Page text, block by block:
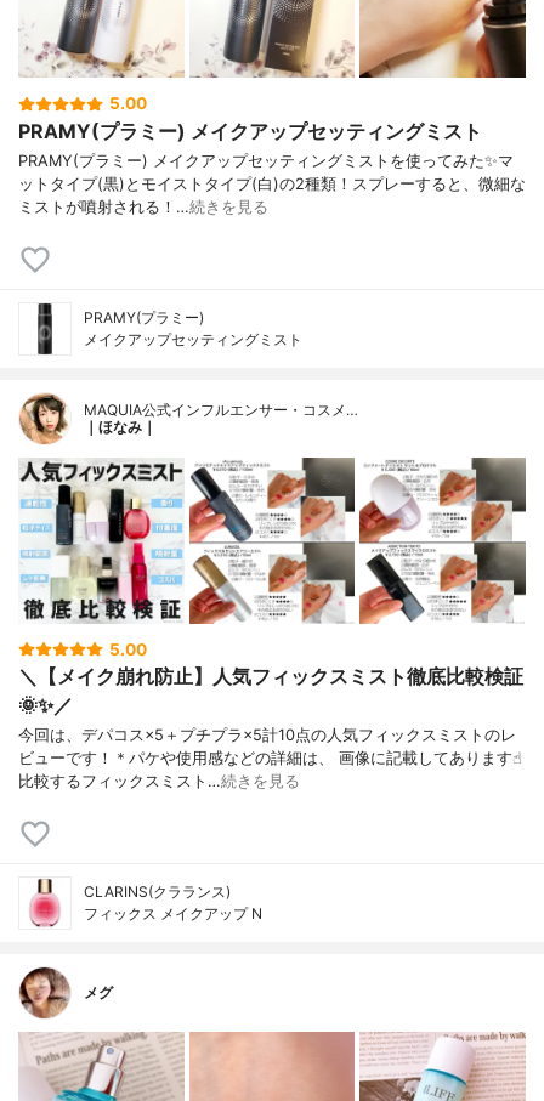
5.00
PRAMY(プラミー) メイクアップセッティングミスト
PRAMY(プラミー) メイクアップセッティングミストを使ってみた✨マ
ットタイプ(黒)とモイストタイプ(白)の2種類！スプレーすると、微細な
ミストが噴射される！…続きを見る
PRAMY(プラミー)
メイクアップセッティングミスト
MAQUIA公式インフルエンサー・コスメ…
｜ほなみ｜
5.00
＼【メイク崩れ防止】人気フィックスミスト徹底比較検証
🌞✨／
今回は、デパコス×5＋プチプラ×5計10点の人気フィックスミストのレ
ビューです！＊パケや使用感などの詳細は、 画像に記載してあります☝︎
比較するフィックスミスト…続きを見る
CLARINS(クラランス)
フィックス メイクアップ N
メグ